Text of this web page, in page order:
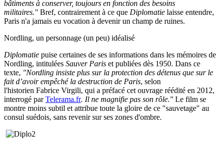
bâtiments à conserver, toujours en fonction des besoins
militaires." Bref, contrairement à ce que Diplomatie laisse entendre,
Paris n'a jamais eu vocation à devenir un champ de ruines.
Nordling, un personnage (un peu) idéalisé
Diplomatie puise certaines de ses informations dans les mémoires de
Nordling, intitulées Sauver Paris et publiées dès 1950. Dans ce
texte, "Nordling insiste plus sur la protection des détenus que sur le
fait d’avoir empêché la destruction de Paris, selon
l'historien Fabrice Virgili, qui a préfacé cet ouvrage réédité en 2012,
interrogé parTelerama.fr. Il ne magnifie pas son rôle." Le film se
montre moins subtil et attribue toute la gloire de ce "sauvetage" au
consul suédois, sans revenir sur ses zones d'ombre.